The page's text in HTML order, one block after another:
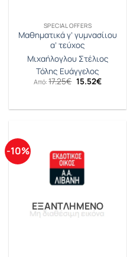
SPECIAL OFFERS
Μαθηματικά γ’ γυμνασίιου
α’ τεύχος
Μιχαήλογλου Στέλιος
Τόλης Ευάγγελος
Από:17.25€ Original
price
15.52€Η
15.52€.
-10%
ΕΞΑΝΤΛΗΜΈΝΟ